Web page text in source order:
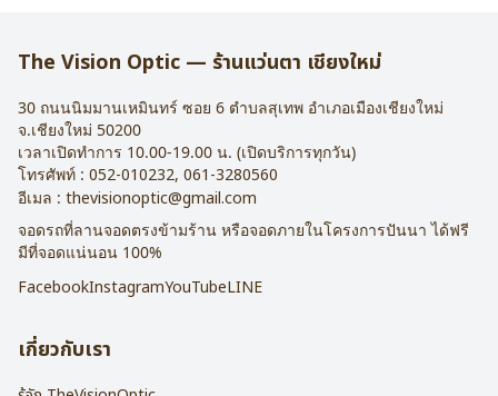
The Vision Optic — ร้านแว่นตา เชียงใหม่
30 ถนนนิมมานเหมินทร์ ซอย 6 ตำบลสุเทพ อำเภอเมืองเชียงใหม่
จ.เชียงใหม่ 50200
เวลาเปิดทำการ 10.00-19.00 น. (เปิดบริการทุกวัน)
โทรศัพท์ : 052-010232, 061-3280560
อีเมล : thevisionoptic@gmail.com
จอดรถที่ลานจอดตรงข้ามร้าน หรือจอดภายในโครงการปันนา ได้ฟรี
มีที่จอดแน่นอน 100%
FacebookInstagramYouTubeLINE
เกี่ยวกับเรา